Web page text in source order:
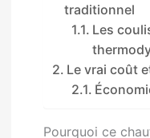
traditionnel
Les
Le vrai coût
Pourquoi ce